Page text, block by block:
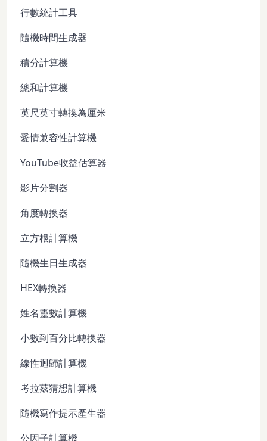
行數統計工具
隨機時間生成器
積分計算機
總和計算機
英尺英寸轉換為厘米
愛情兼容性計算機
YouTube收益估算器
影片分割器
角度轉換器
立方根計算機
隨機生日生成器
HEX轉換器
姓名靈數計算機
小數到百分比轉換器
線性迴歸計算機
考拉茲猜想計算機
隨機寫作提示產生器
公因子計算機